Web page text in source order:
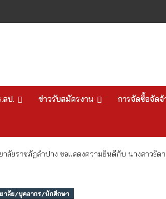
ลป. ข่าวรับสมัครงาน การจัดซื้อจัดจ้
าลัยราชภัฏลำปาง ขอแสดงความยินดีกับ นางสาวธิ
าลัย/บุคลากร/นักศึกษา